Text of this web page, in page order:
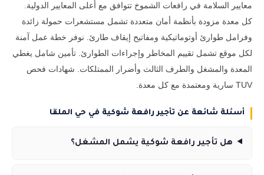
معايير السلامة في رافعات الشموخ تتوافق مع أعلى المعايير الدولية.
كل معدة مزودة بأنظمة أمان متعددة تشمل مستشعرات حمولة زائدة
وفرامل طوارئ أوتوماتيكية ومفاتيح إيقاف طارئ. نوفر خطة عمل آمنة
لكل موقع تشمل تقييم المخاطر وإجراءات الطوارئ. تأمين شامل يغطي
المعدة والمشغل والطرف الثالث وأضرار الممتلكات. شهادات فحص
TUV سارية ومعتمدة مع كل معدة.
أسئلة شائعة عن تأجير رافعة شوكية في حي الملقا
هل تأجير رافعة شوكية يشمل المشغل؟